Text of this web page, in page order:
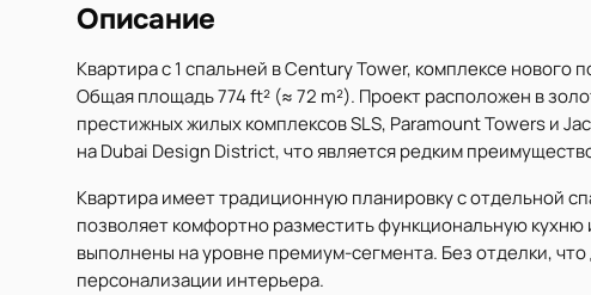
Описание
Квартира с 1 спальней в Century Tower, комплексе нового
Общая площадь 774 ft² (≈ 72 m²). Проект расположен в
престижных жилых комплексов SLS, Paramount Towers и
на Dubai Design District, что является редким
Квартира имеет традиционную планировку с отдельной
позволяет комфортно разместить функциональную
выполнены на уровне премиум-сегмента. Без отделки,
персонализации интерьера.